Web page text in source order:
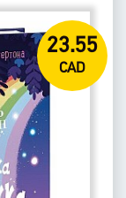
23.55
CAD